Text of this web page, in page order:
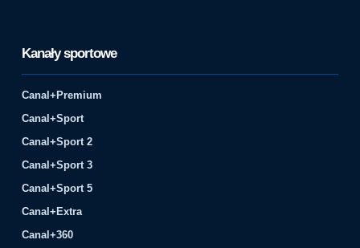
Kanały sportowe
Canal+Premium
Canal+Sport
Canal+Sport 2
Canal+Sport 3
Canal+Sport 5
Canal+Extra
Canal+360